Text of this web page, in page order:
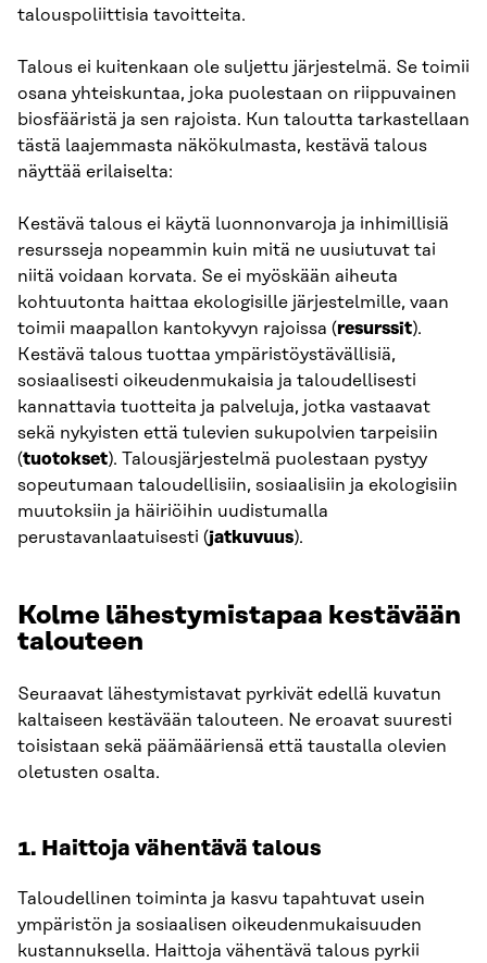
talouspoliittisia tavoitteita.
Talous ei kuitenkaan ole suljettu järjestelmä. Se toimii
osana yhteiskuntaa, joka puolestaan on riippuvainen
biosfääristä ja sen rajoista. Kun taloutta tarkastellaan
tästä laajemmasta näkökulmasta, kestävä talous
näyttää erilaiselta:
Kestävä talous ei käytä luonnonvaroja ja inhimillisiä
resursseja nopeammin kuin mitä ne uusiutuvat tai
niitä voidaan korvata. Se ei myöskään aiheuta
kohtuutonta haittaa ekologisille järjestelmille, vaan
toimii maapallon kantokyvyn rajoissa (resurssit).
Kestävä talous tuottaa ympäristöystävällisiä,
sosiaalisesti oikeudenmukaisia ja taloudellisesti
kannattavia tuotteita ja palveluja, jotka vastaavat
sekä nykyisten että tulevien sukupolvien tarpeisiin
(tuotokset). Talousjärjestelmä puolestaan pystyy
sopeutumaan taloudellisiin, sosiaalisiin ja ekologisiin
muutoksiin ja häiriöihin uudistumalla
perustavanlaatuisesti (jatkuvuus).
Kolme lähestymistapaa kestävään
talouteen
Seuraavat lähestymistavat pyrkivät edellä kuvatun
kaltaiseen kestävään talouteen. Ne eroavat suuresti
toisistaan sekä päämääriensä että taustalla olevien
oletusten osalta.
1. Haittoja vähentävä talous
Taloudellinen toiminta ja kasvu tapahtuvat usein
ympäristön ja sosiaalisen oikeudenmukaisuuden
kustannuksella. Haittoja vähentävä talous pyrkii